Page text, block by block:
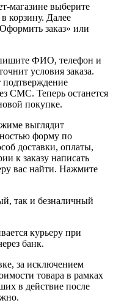
магазине выберите
корзину. Далее
заказ» или
ФИО, телефон и
условия заказа.
подтверждение
СМС. Теперь останется
покупке.
выглядит
форму по
доставки, оплаты,
к заказу написать
вас найти. Нажмите
так и безналичный
курьеру при
банк.
за исключением
товара в рамках
в действие после